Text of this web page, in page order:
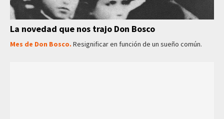
La novedad que nos trajo Don Bosco
Mes de Don Bosco. Resignificar en función de un sueño común.